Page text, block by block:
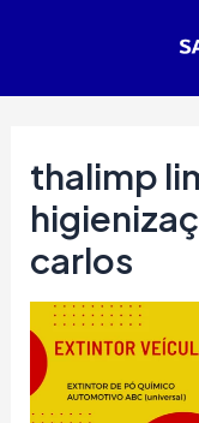
thalimp
carlos